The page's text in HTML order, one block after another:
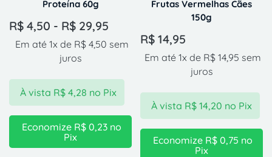
Proteína 60g
R$ 4,50 - R$ 29,95
Em até 1x de R$4,50 sem
juros
À vista R$4,28 no Pix
Economize R$ 0,23 no
Pix
Frutas Vermelhas Cães
150g
R$ 14,95
Em até 1x de R$ 14,95 sem
juros
À vista R$14,20 no Pix
Economize R$ 0,75 no
Pix